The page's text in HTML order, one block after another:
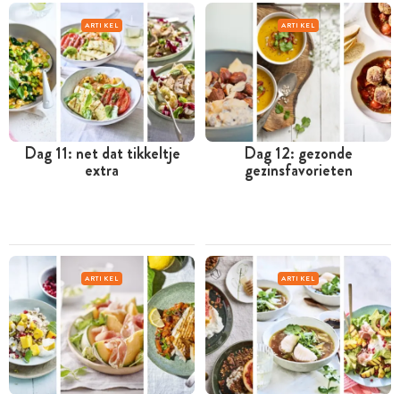
ARTIKEL
Dag 11: net dat tikkeltje
extra
ARTIKEL
Dag 12: gezonde
gezinsfavorieten
ARTIKEL ARTIKEL